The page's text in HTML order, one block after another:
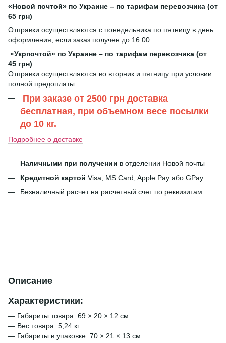
«Новой почтой» по Украине – по тарифам перевозчика (от
65 грн)
Отправки осуществляются с понедельника по пятницу в день
оформления, если заказ получен до 16:00.
«Укрпочтой» по Украине – по тарифам перевозчика (от
45 грн)
Отправки осуществляются во вторник и пятницу при условии
полной предоплаты.
При заказе от 2500 грн доставка
бесплатная, при объемном весе посылки
до 10 кг.
Подробнее о доставке
Наличными при получении в отделении Новой почты
Кредитной картой Visa, MS Card, Apple Pay або GPay
Безналичный расчет на расчетный счет по реквизитам
Описание
Характеристики:
— Габариты товара: 69 × 20 × 12 см
— Вес товара: 5,24 кг
— Габариты в упаковке: 70 × 21 × 13 см